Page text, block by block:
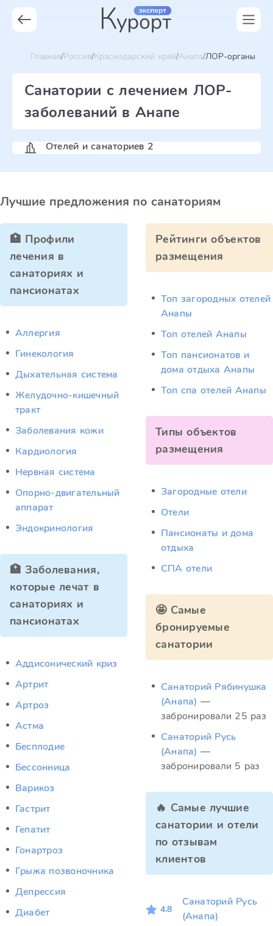
Главная Россия Краснодарский край Анапа ЛОР-органы
Санатории с лечением ЛОР-
заболеваний в Анапе
Отелей и санаториев 2
Лучшие предложения по санаториям
🏥 Профили
лечения в
санаториях и
пансионатах
Аллергия
Гинекология
Дыхательная система
Желудочно-кишечный
тракт
Заболевания кожи
Кардиология
Нервная система
Опорно-двигательный
аппарат
Эндокринология
🏥 Заболевания,
которые лечат в
санаториях и
пансионатах
Аддисонический криз
Артрит
Артроз
Астма
Бесплодие
Бессонница
Варикоз
Гастрит
Гепатит
Гонартроз
Грыжа позвоночника
Депрессия
Диабет
Рейтинги объектов
размещения
Топ загородных отелей
Анапы
Топ отелей Анапы
Топ пансионатов и
дома отдыха Анапы
Топ спа отелей Анапы
Типы объектов
размещения
Загородные отели
Отели
Пансионаты и дома
отдыха
СПА отели
🤩 Самые
бронируемые
санатории
Санаторий Рябинушка
(Анапа) —
забронировали 25 раз
Санаторий Русь
(Анапа) —
забронировали 5 раз
🔥 Самые лучшие
санатории и отели
по отзывам
клиентов
4.8
Санаторий Русь
(Анапа)